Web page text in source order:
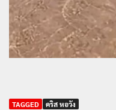
TAGGED คริส หอวัง